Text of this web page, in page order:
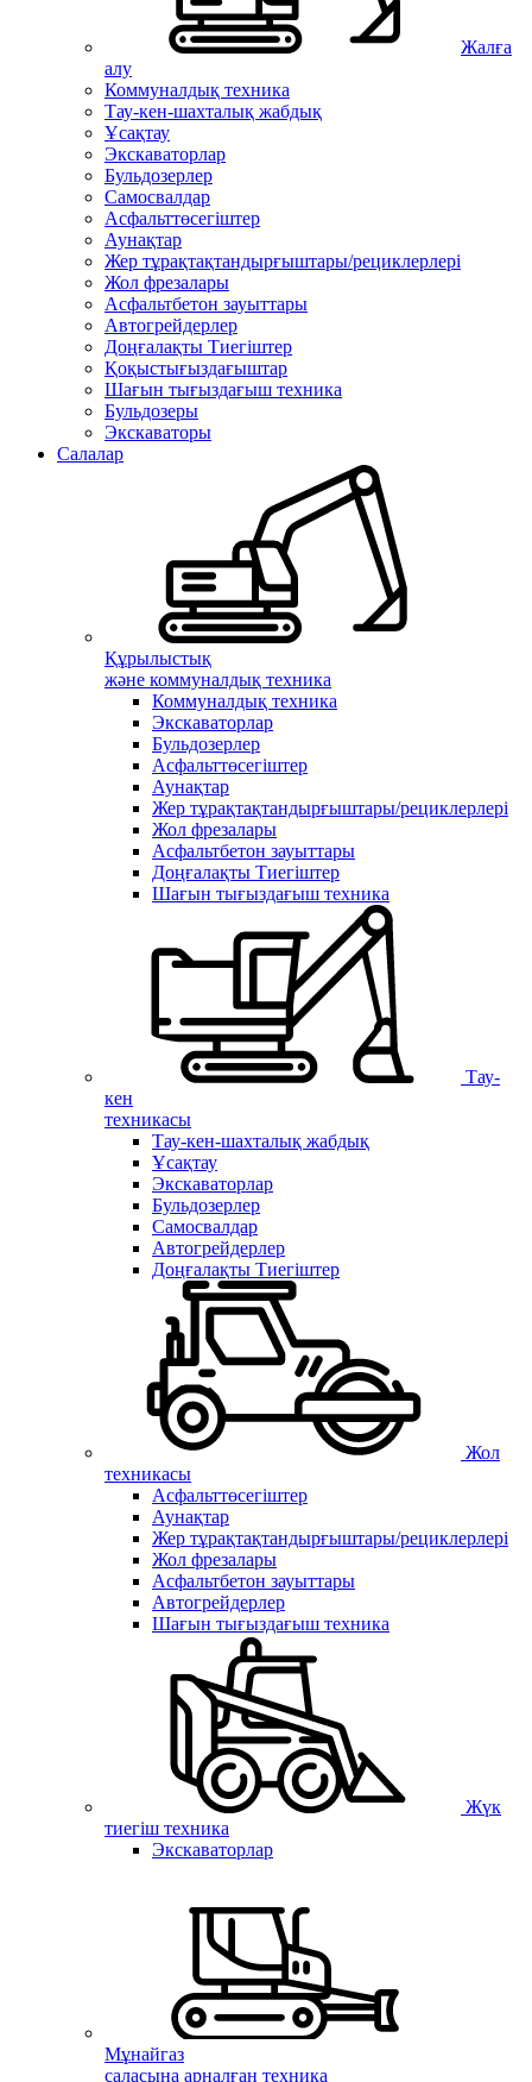
Жалға
алу
Коммуналдық техника
Тау-кен-шахталық жабдық
Ұсақтау
Экскаваторлар
Бульдозерлер
Самосвалдар
Асфальттөсегіштер
Аунақтар
Жер тұрақтақтандырғыштары/рециклерлері
Жол фрезалары
Асфальтбетон зауыттары
Автогрейдерлер
Доңғалақты Тиегіштер
Қоқыстығыздағыштар
Шағын тығыздағыш техника
Бульдозеры
Экскаваторы
Салалар
Құрылыстық
және коммуналдық техника
Коммуналдық техника
Экскаваторлар
Бульдозерлер
Асфальттөсегіштер
Аунақтар
Жер тұрақтақтандырғыштары/рециклерлері
Жол фрезалары
Асфальтбетон зауыттары
Доңғалақты Тиегіштер
Шағын тығыздағыш техника
Тау-
кен
техникасы
Тау-кен-шахталық жабдық
Ұсақтау
Экскаваторлар
Бульдозерлер
Самосвалдар
Автогрейдерлер
Доңғалақты Тиегіштер
Жол
техникасы
Асфальттөсегіштер
Аунақтар
Жер тұрақтақтандырғыштары/рециклерлері
Жол фрезалары
Асфальтбетон зауыттары
Автогрейдерлер
Шағын тығыздағыш техника
Жүк
тиегіш техника
Экскаваторлар
Мұнайгаз
саласына арналған техника